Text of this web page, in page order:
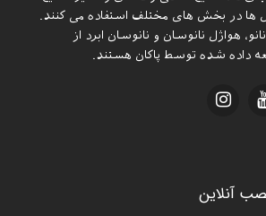
ها در بخش های مختلف استفاده می کنند.
هواژل نانوسان و نانوسان ابرد از
داده شده توسط پاکان هستند.
آنلاین